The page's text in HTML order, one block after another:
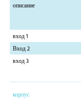
описание
вход 1
Вход 2
вход 3
корпус